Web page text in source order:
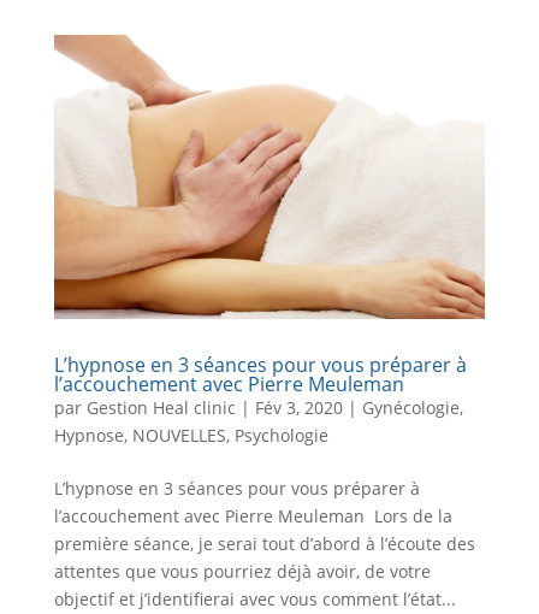
L’hypnose en 3 séances pour vous préparer à
l’accouchement avec Pierre Meuleman
par Gestion Heal clinic | Fév 3, 2020| Gynécologie,
Hypnose, NOUVELLES, Psychologie
L’hypnose en 3 séances pour vous préparer à
l’accouchement avec Pierre Meuleman Lors de la
première séance, je serai tout d’abord à l’écoute des
attentes que vous pourriez déjà avoir, de votre
objectif et j’identifierai avec vous comment l’état...